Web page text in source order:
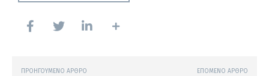
ΠΡΟΗΓΟΎΜΕΝΟ ΆΡΘΡΟ ΕΠΌΜΕΝΟ ΆΡΘΡΟ